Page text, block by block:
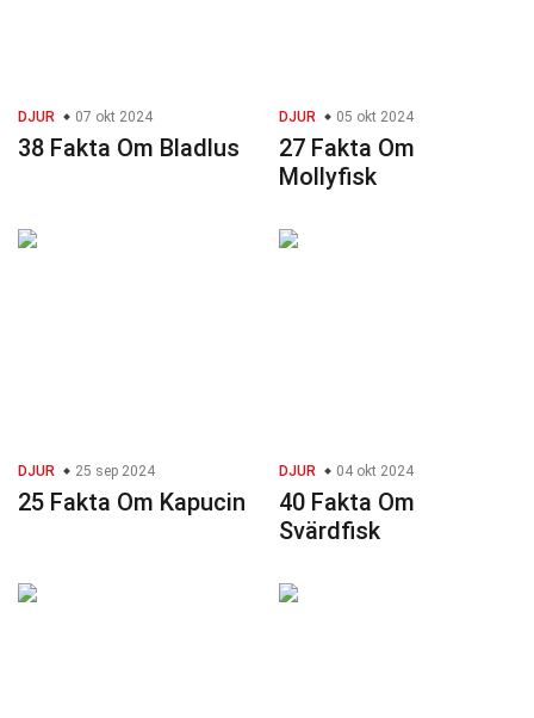
DJUR 07 okt 2024
38 Fakta Om Bladlus
DJUR 05 okt 2024
27 Fakta Om
Mollyfisk
DJUR 25 sep 2024
25 Fakta Om Kapucin
DJUR 04 okt 2024
40 Fakta Om
Svärdfisk